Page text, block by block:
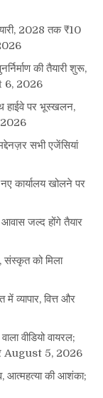
2028 तक ₹10
की तैयारी शुरू,
6, 2026
हाईवे पर भूस्खलन,
सभी एजेंसियां
कार्यालय खोलने पर
जल्द होंगे तैयार
संस्कृत को मिला
व्यापार, वित्त और
वीडियो वायरल;
August 5, 2026
आत्महत्या की आशंका;